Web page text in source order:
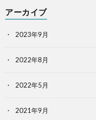
アーカイブ
2023年9月
2022年8月
2022年5月
2021年9月